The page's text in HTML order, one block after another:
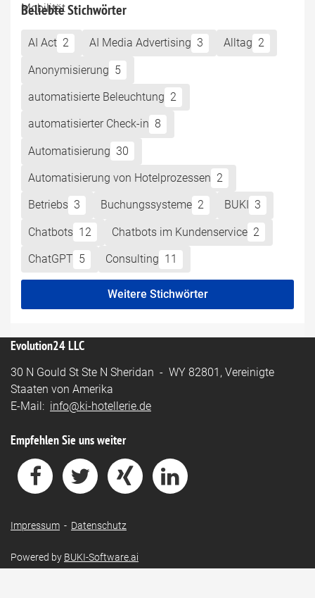
Beliebte Stichwörter
AI Act 2 AI Media Advertising 3 Alltag 2
Anonymisierung 5
automatisierte Beleuchtung 2
automatisierter Check-in 8
Automatisierung 30
Automatisierung von Hotelprozessen 2
Betriebs 3 Buchungssysteme 2 BUKI 3
Chatbots 12 Chatbots im Kundenservice 2
ChatGPT 5 Consulting 11
Weitere Stichwörter
Evolution24 LLC
30 N Gould St Ste N Sheridan - WY 82801, Vereinigte
Staaten von Amerika
E-Mail: info@ki-hotellerie.de
Empfehlen Sie uns weiter
Impressum - Datenschutz
Powered by BUKI-Software.ai